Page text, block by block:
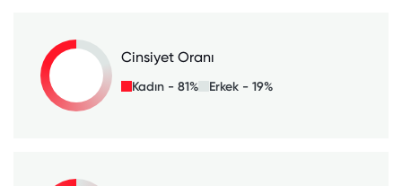
Cinsiyet Oranı
Kadın - 81% Erkek - 19%